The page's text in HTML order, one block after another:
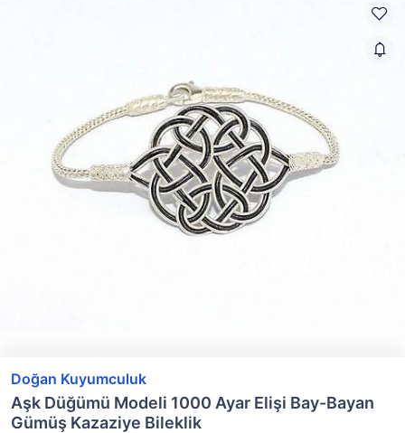
Doğan Kuyumculuk
Aşk Düğümü Modeli 1000 Ayar Elişi Bay-Bayan
Gümüş Kazaziye Bileklik